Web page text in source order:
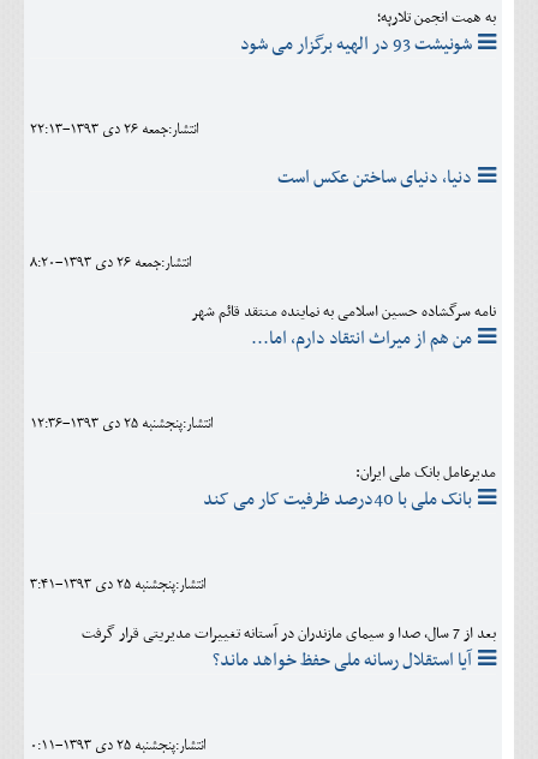
به همت انجمن تلارپه؛
شونیشت 93 در الهیه برگزار می شود
انتشار:جمعه 26 دی 1393-22:13
دنیا، دنیای ساختن عکس است
انتشار:جمعه 26 دی 1393-8:20
نامه سرگشاده حسین اسلامی به نماینده منتقد قائم شهر
من هم از میراث انتقاد دارم، اما...
انتشار:پنجشنبه 25 دی 1393-12:36
مدیرعامل بانک ملی ایران:
بانک ملی با 40درصد ظرفیت کار می کند
انتشار:پنجشنبه 25 دی 1393-3:41
بعد از 7 سال، صدا و سیمای مازندران در آستانه تغییرات مدیریتی قرار گرفت
آیا استقلال رسانه ملی حفظ خواهد ماند؟
انتشار:پنجشنبه 25 دی 1393-0:11